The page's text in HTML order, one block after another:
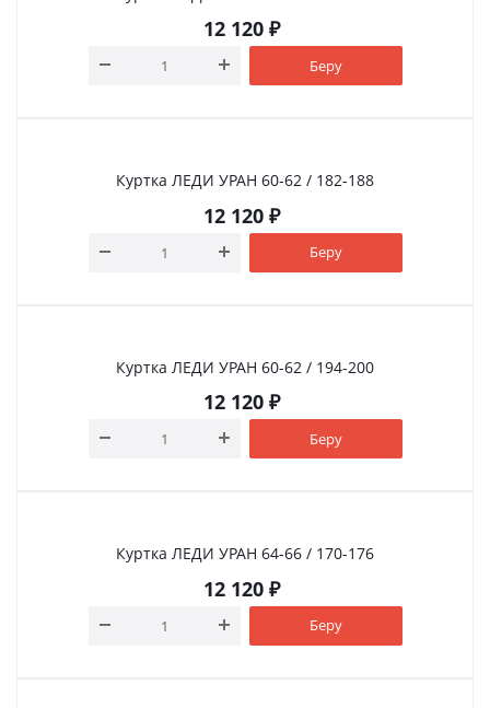
12 120₽
Беру
Куртка ЛЕДИ УРАН 60-62 / 182-188
12 120₽
Беру
Куртка ЛЕДИ УРАН 60-62 / 194-200
12 120₽
Беру
Куртка ЛЕДИ УРАН 64-66 / 170-176
12 120₽
Беру